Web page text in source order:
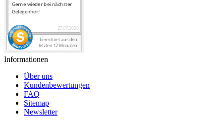
Informationen
Über uns
Kundenbewertungen
FAQ
Sitemap
Newsletter